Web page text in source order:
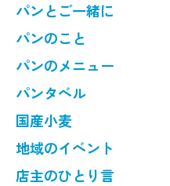
パンとご一緒に
パンのこと
パンのメニュー
パンタベル
国産小麦
地域のイベント
店主のひとり言